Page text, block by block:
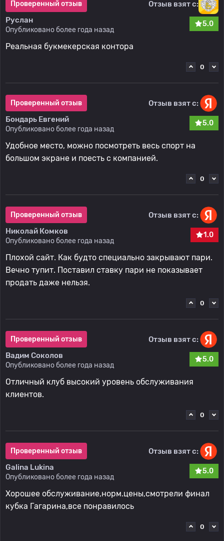
Проверенный отзыв
Отзыв взят с:
Руслан
Опубликовано более года назад
5.0
Реальная букмекерская контора
0
Проверенный отзыв
Отзыв взят с:
Бондарь Евгений
Опубликовано более года назад
5.0
Удобное место, можно посмотреть весь спорт на
большом экране и поесть с компанией.
0
Проверенный отзыв
Отзыв взят с:
Николай Комков
Опубликовано более года назад
1.0
Плохой сайт. Как будто специально закрывают пари.
Вечно тупит. Поставил ставку пари не показывает
продать даже нельзя.
0
Проверенный отзыв
Отзыв взят с:
Вадим Соколов
Опубликовано более года назад
5.0
Отличный клуб высокий уровень обслуживания
клиентов.
0
Проверенный отзыв
Отзыв взят с:
Galina Lukina
Опубликовано более года назад
5.0
Хорошее обслуживание,норм.цены,смотрели финал
кубка Гагарина,все понравилось
0